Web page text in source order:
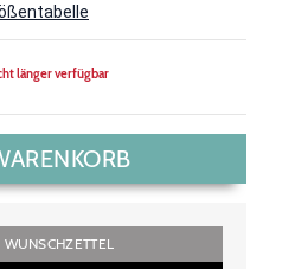
länger verfügbar